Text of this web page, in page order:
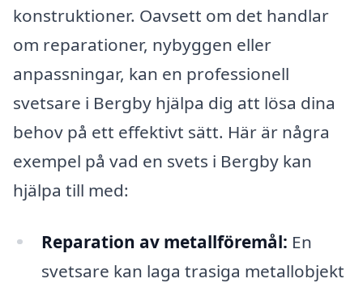
konstruktioner. Oavsett om det handlar
om reparationer, nybyggen eller
anpassningar, kan en professionell
svetsare i Bergby hjälpa dig att lösa dina
behov på ett effektivt sätt. Här är några
exempel på vad en svets i Bergby kan
hjälpa till med:
Reparation av metallföremål: En
svetsare kan laga trasiga metallobjekt